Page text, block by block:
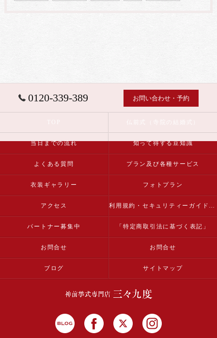
0120-339-389 お問い合わせ・予約
当日までの流れ 知って得する豆知識
よくある質問 プラン及び各種サービス
衣装ギャラリー フォトプラン
アクセス 利用規約・セキュリティーガイドライン
パートナー募集中 「特定商取引法に基づく表記」
お問合せ お問合せ
ブログ サイトマップ